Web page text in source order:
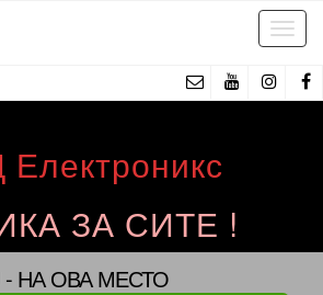
ЗА СИТЕ !
- НА ОВА МЕСТО